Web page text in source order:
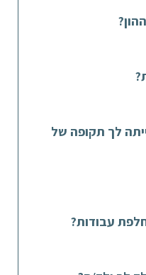
הייתה לך תקופה של